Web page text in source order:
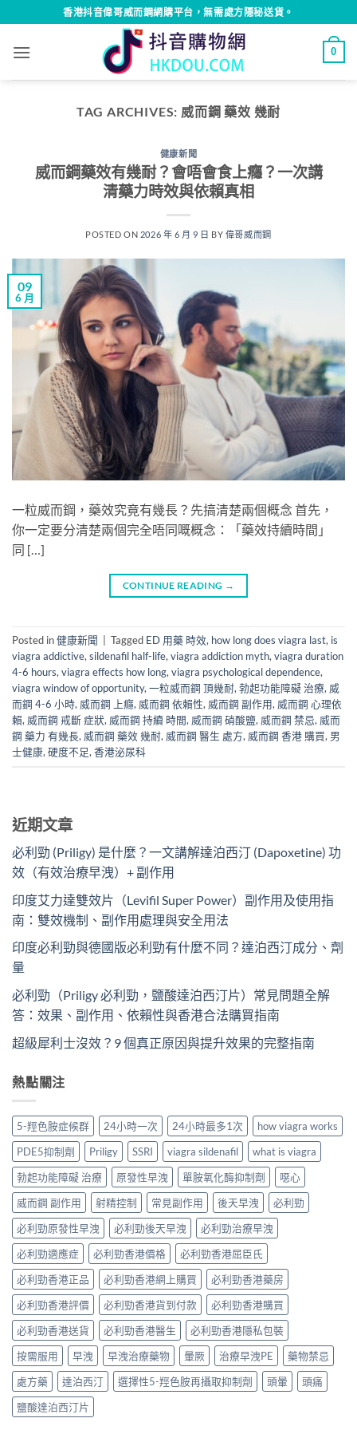
to
content
香港抖音偉哥威而鋼網購平台，無需處方隱秘送貨。
0
TAG ARCHIVES: 威而鋼 藥效 幾耐
健康新聞
威而鋼藥效有幾耐？會唔會食上癮？一次講
清藥力時效與依賴真相
POSTED ON 2026 年 6 月 9 日 BY 偉哥威而鋼
09
6 月
一粒威而鋼，藥效究竟有幾長？先搞清楚兩個概念 首先，
你一定要分清楚兩個完全唔同嘅概念：「藥效持續時間」​
同 […]
CONTINUE READING →
Posted in健康新聞 Tagged ED 用藥 時效, how long does viagra last, is
viagra addictive, sildenafil half-life, viagra addiction myth, viagra duration
4-6 hours, viagra effects how long, viagra psychological dependence,
viagra window of opportunity, 一粒威而鋼 頂幾耐, 勃起功能障礙 治療, 威
而鋼 4-6 小時, 威而鋼 上癮, 威而鋼 依賴性, 威而鋼 副作用, 威而鋼 心理依
賴, 威而鋼 戒斷 症狀, 威而鋼 持續 時間, 威而鋼 硝酸鹽, 威而鋼 禁忌, 威而
鋼 藥力 有幾長, 威而鋼 藥效 幾耐, 威而鋼 醫生 處方, 威而鋼 香港 購買, 男
士健康, 硬度不足, 香港泌尿科
近期文章
必利勁 (Priligy) 是什麼？一文講解達泊西汀 (Dapoxetine) 功
效（有效治療早洩）+ 副作用
印度艾力達雙效片（Levifil Super Power）副作用及使用指
南：雙效機制、副作用處理與安全用法
印度必利勁與德國版必利勁有什麼不同？達泊西汀成分、劑
量
必利勁（Priligy 必利勁，鹽酸達泊西汀片）常見問題全解
答：效果、副作用、依賴性與香港合法購買指南
超級犀利士沒效？9 個真正原因與提升效果的完整指南
熱點關注
5-羥色胺症候群 24小時一次 24小時最多1次
how viagra works
PDE5抑制劑
Priligy SSRI viagra sildenafil
what is viagra
勃起功能障礙 治療
原發性早洩 單胺氧化酶抑制劑
噁心
威而鋼 副作用
射精控制 常見副作用 後天早洩
必利勁
必利勁原發性早洩
必利勁後天早洩
必利勁治療早洩
必利勁適應症
必利勁香港價格
必利勁香港屈臣氏
必利勁香港正品
必利勁香港網上購買
必利勁香港藥房
必利勁香港評價
必利勁香港貨到付款
必利勁香港購買
必利勁香港送貨
必利勁香港醫生
必利勁香港隱私包裝
按需服用
早洩 早洩治療藥物 暈厥 治療早洩PE
藥物禁忌
處方藥
達泊西汀 選擇性5-羥色胺再攝取抑制劑 頭暈
頭痛
鹽酸達泊西汀片